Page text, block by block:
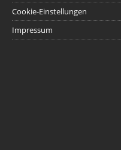
Cookie-Einstellungen
Impressum